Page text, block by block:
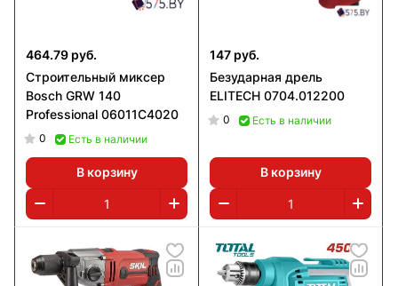
464.79 руб.
Строительный миксер
Bosch GRW 140
Professional 06011C4020
0 Есть в наличии
В корзину
147 руб.
Безударная дрель
ELITECH 0704.012200
0 Есть в наличии
В корзину